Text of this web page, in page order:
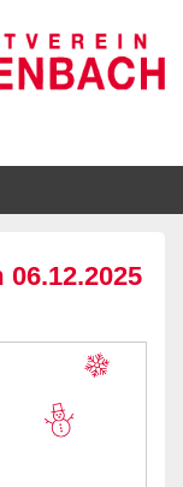
V.